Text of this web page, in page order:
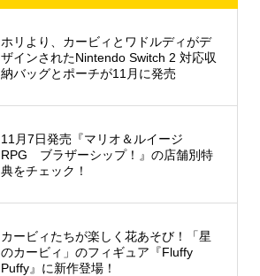
ホリより、カービィとワドルディがデ
ザインされたNintendo Switch 2 対応収
納バッグとポーチが11月に発売
11月7日発売『マリオ＆ルイージ
RPG ブラザーシップ！』の店舗別特
典をチェック！
カービィたちが楽しく花あそび！「星
のカービィ」のフィギュア『Fluffy
Puffy』に新作登場！